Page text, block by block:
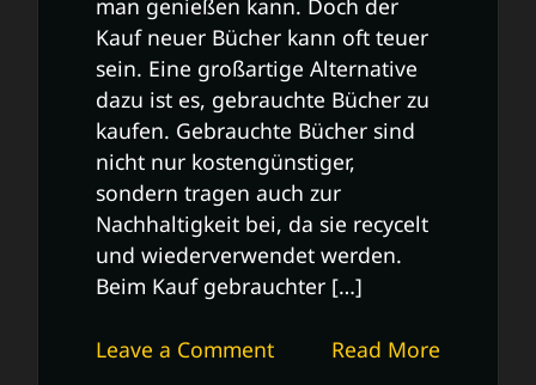
man genießen kann. Doch der
Kauf neuer Bücher kann oft teuer
sein. Eine großartige Alternative
dazu ist es, gebrauchte Bücher zu
kaufen. Gebrauchte Bücher sind
nicht nur kostengünstiger,
sondern tragen auch zur
Nachhaltigkeit bei, da sie recycelt
und wiederverwendet werden.
Beim Kauf gebrauchter […]
Read More
Leave a Commenton